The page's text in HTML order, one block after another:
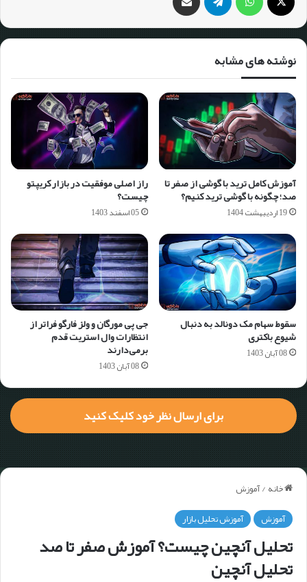
نوشته های مشابه
آموزش کامل ترید با گوشی از صفر تا
صد؛ چگونه با گوشی ترید کنیم؟
19 اردیبهشت 1404
راز اصلی موفقیت در بازار کریپتو
چیست؟
05 اسفند 1403
سقوط سهام مک دونالد به دنبال
شیوع باکتری
08 آبان 1403
جی پی مورگان و ولز فارگو فراتر از
انتظارات وال استریت قدم
برمی‌دارند
08 آبان 1403
برای ارسال نظر خود کلیک کنید